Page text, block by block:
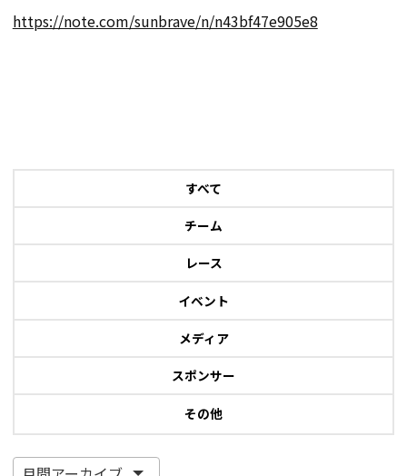
https://note.com/sunbrave/n/n43bf47e905e8
すべて
チーム
レース
イベント
メディア
スポンサー
その他